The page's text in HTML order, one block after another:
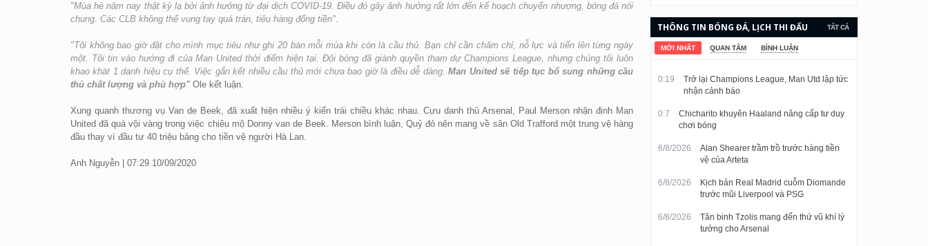
"Mùa hè năm nay thật kỳ lạ bởi ảnh hưởng từ đại dịch COVID-19. Điều đó gây ảnh hưởng rất lớn đến kế hoạch chuyển nhượng, bóng đá nói
chung. Các CLB không thể vung tay quá trán, tiêu hàng đống tiền".
"Tôi không bao giờ đặt cho mình mục tiêu như ghi 20 bàn mỗi mùa khi còn là cầu thủ. Bạn chỉ cần chăm chỉ, nỗ lực và tiến lên từng ngày
một. Tôi tin vào hướng đi của Man United thời điểm hiện tại. Đội bóng đã giành quyền tham dự Champions League, nhưng chúng tôi luôn
khao khát 1 danh hiệu cụ thể. Việc gắn kết nhiều cầu thủ mới chưa bao giờ là điều dễ dàng.Man United sẽ tiếp tục bổ sung những cầu
thủ chất lượng và phù hợp" Ole kết luận.
Xung quanh thương vụ Van de Beek, đã xuất hiện nhiều ý kiến trái chiều khác nhau. Cựu danh thủ Arsenal, Paul Merson nhận định Man
United đã quá vội vàng trong việc chiêu mộ Donny van de Beek. Merson bình luận, Quỷ đỏ nên mang về sân Old Trafford một trung vệ hàng
đầu thay vì đầu tư 40 triệu bảng cho tiền vệ người Hà Lan.
Anh Nguyễn | 07:29 10/09/2020
TẤT CẢ
THÔNG TIN BÓNG ĐÁ, LỊCH THI ĐẤU
VÀ KẾT QUẢ CẬP NHẬT LIÊN TỤC.
MỚI NHẤT QUAN TÂM BÌNH LUẬN
0:19
Trở lại Champions League, Man Utd lập tức
nhận cảnh báo
0:7
Chicharito khuyên Haaland nâng cấp tư duy
chơi bóng
6/8/2026
Alan Shearer trầm trồ trước hàng tiền
vệ của Arteta
6/8/2026
Kịch bản Real Madrid cuỗm Diomande
trước mũi Liverpool và PSG
6/8/2026
Tân binh Tzolis mang đến thứ vũ khí lý
tưởng cho Arsenal